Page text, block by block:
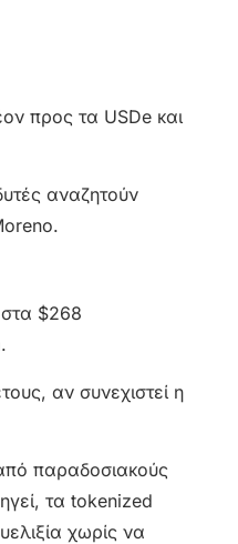
προς τα USDe και
αναζητούν
$268
αν συνεχιστεί η
παραδοσιακούς
τα tokenized
χωρίς να